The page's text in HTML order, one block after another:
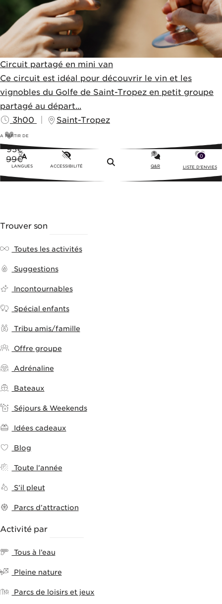
Circuit partagé en mini van
Ce circuit est idéal pour découvrir le vin et les
vignobles du Golfe de Saint-Tropez en petit groupe
partagé au départ...
3h00
Saint-Tropez
A PARTIR DE
95€
99€
LANGUES ACCESSIBILITÉ Menu Q&R
0
LISTE D'ENVIES
Trouver son
Toutes les activités
Suggestions
Incontournables
Spécial enfants
Tribu amis/famille
Offre groupe
Adrénaline
Bateaux
Séjours & Weekends
Idées cadeaux
Blog
Toute l’année
S’il pleut
Parcs d’attraction
Activité par
Tous à l’eau
Pleine nature
Parcs de loisirs et jeux